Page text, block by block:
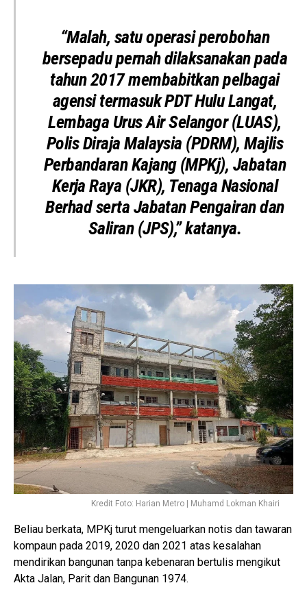
“Malah, satu operasi perobohan
bersepadu pernah dilaksanakan pada
tahun 2017 membabitkan pelbagai
agensi termasuk PDT Hulu Langat,
Lembaga Urus Air Selangor (LUAS),
Polis Diraja Malaysia (PDRM),Majlis
Perbandaran Kajang (MPKj), Jabatan
Kerja Raya (JKR), Tenaga Nasional
Berhadserta Jabatan Pengairan dan
Saliran (JPS),” katanya.
Kredit Foto: Harian Metro | Muhamd Lokman Khairi
Beliau berkata, MPKj turut mengeluarkan notis dan tawaran
kompaun pada 2019, 2020 dan 2021 atas kesalahan
mendirikan bangunan tanpa kebenaran bertulis mengikut
Akta Jalan, Parit dan Bangunan 1974.